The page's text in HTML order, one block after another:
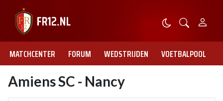
MATCHCENTER FORUM WEDSTRIJDEN VOETBALPOOL
Amiens SC - Nancy